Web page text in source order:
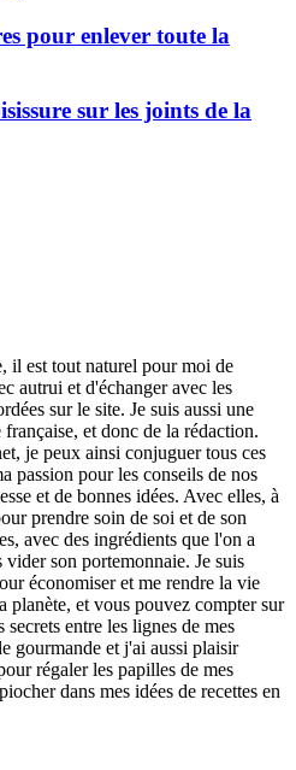
pour enlever toute la
sur les joints de la
il est tout naturel pour moi de
autrui et d'échanger avec les
sur le site. Je suis aussi une
et donc de la rédaction.
je peux ainsi conjuguer tous ces
passion pour les conseils de nos
et de bonnes idées. Avec elles, à
prendre soin de soi et de son
avec des ingrédients que l'on a
vider son portemonnaie. Je suis
économiser et me rendre la vie
planète, et vous pouvez compter sur
entre les lignes de mes
gourmande et j'ai aussi plaisir
régaler les papilles de mes
dans mes idées de recettes en